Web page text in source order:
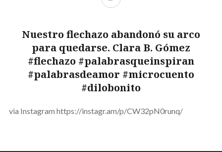
Nuestro flechazo abandonó su arco
para quedarse. Clara B. Gómez
#flechazo #palabrasqueinspiran
#palabrasdeamor #microcuento
#dilobonito
via Instagram https://instagr.am/p/CW32pN0runq/